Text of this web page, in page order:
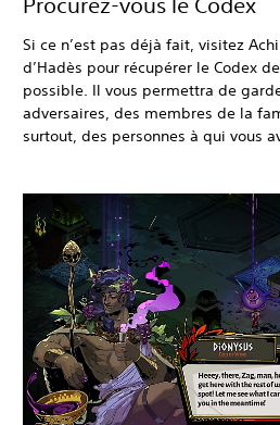
Procurez-vous le Codex
Si ce n’est pas déjà fait, visitez
d’Hadès pour récupérer le Codex
possible. Il vous permettra de
adversaires, des membres de la
surtout, des personnes à qui vous